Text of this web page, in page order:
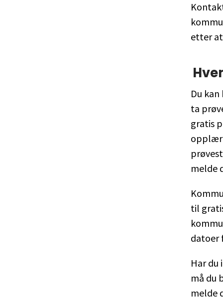
etter
Du
ta
gratis
melde
til
datoer
Har
må du
melde